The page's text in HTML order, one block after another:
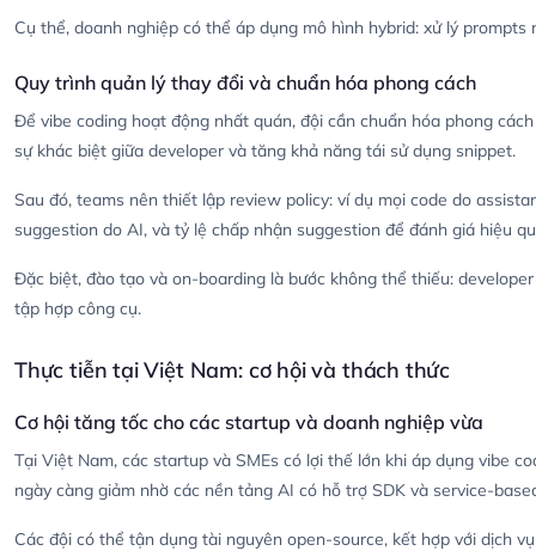
Cụ thể, doanh nghiệp có thể áp dụng mô hình hybrid: xử lý
Quy trình quản lý thay đổi và chuẩn hóa phong cách
Để vibe coding hoạt động nhất quán, đội cần chuẩn hóa phong
sự khác biệt giữa developer và tăng khả năng tái sử dụng snippet.
Sau đó, teams nên thiết lập review policy: ví dụ mọi code do
suggestion do AI, và tỷ lệ chấp nhận suggestion để đánh giá hiệu
Đặc biệt, đào tạo và on-boarding là bước không thể thiếu:
tập hợp công cụ.
Thực tiễn tại Việt Nam: cơ hội và thách thức
Cơ hội tăng tốc cho các startup và doanh nghiệp vừa
Tại Việt Nam, các startup và SMEs có lợi thế lớn khi áp dụng vibe
ngày càng giảm nhờ các nền tảng AI có hỗ trợ SDK và service-
Các đội có thể tận dụng tài nguyên open-source, kết hợp với dịch